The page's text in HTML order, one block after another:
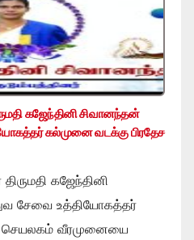
கஜேந்தினி சிவானந்தன்
கல்முனை வடக்கு பிரதேச
கஜேந்தினி
சேவை உத்தியோகத்தர்
செயலகம் வீரமுனையை